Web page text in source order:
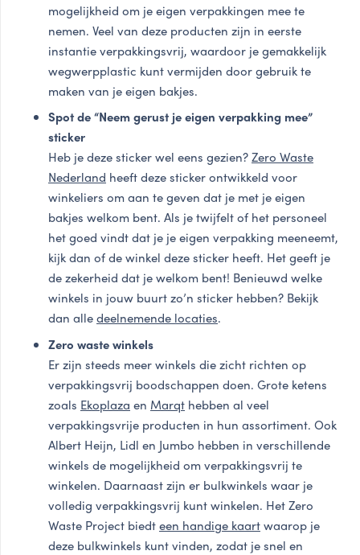
mogelijkheid om je eigen verpakkingen mee te
nemen. Veel van deze producten zijn in eerste
instantie verpakkingsvrij, waardoor je gemakkelijk
wegwerpplastic kunt vermijden door gebruik te
maken van je eigen bakjes.
Spot de “Neem gerust je eigen verpakking mee”
sticker
Heb je deze sticker wel eens gezien?Zero Waste
Nederland heeft deze sticker ontwikkeld voor
winkeliers om aan te geven dat je met je eigen
bakjes welkom bent. Als je twijfelt of het personeel
het goed vindt dat je je eigen verpakking meeneemt,
kijk dan of de winkel deze sticker heeft. Het geeft je
de zekerheid dat je welkom bent! Benieuwd welke
winkels in jouw buurt zo’n sticker hebben? Bekijk
dan alledeelnemende locaties.
Zero waste winkels
Er zijn steeds meer winkels die zicht richten op
verpakkingsvrij boodschappen doen. Grote ketens
zoals Ekoplaza en Marqt hebben al veel
verpakkingsvrije producten in hun assortiment. Ook
Albert Heijn, Lidl en Jumbo hebben in verschillende
winkels de mogelijkheid om verpakkingsvrij te
winkelen. Daarnaast zijn er bulkwinkels waar je
volledig verpakkingsvrij kunt winkelen. Het Zero
Waste Project biedteen handige kaartwaarop je
deze bulkwinkels kunt vinden, zodat je snel en